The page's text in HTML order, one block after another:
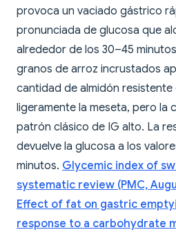
provoca un vaciado gástrico
pronunciada de glucosa que
alrededor de los 30–45
granos de arroz incrustados
cantidad de almidón
ligeramente la meseta, pero la
patrón clásico de IG alto. La
devuelve la glucosa a los
minutos. Glycemic index of
systematic review (PMC,
Effect of fat on gastric
response to a carbohydrate